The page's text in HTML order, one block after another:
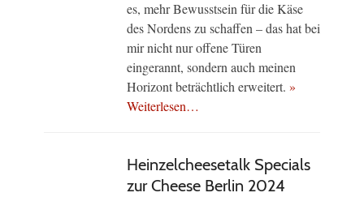
es, mehr Bewusstsein für die Käse
des Nordens zu schaffen – das hat bei
mir nicht nur offene Türen
eingerannt, sondern auch meinen
Horizont beträchtlich erweitert. »
Weiterlesen…
Heinzelcheesetalk Specials
zur Cheese Berlin 2024